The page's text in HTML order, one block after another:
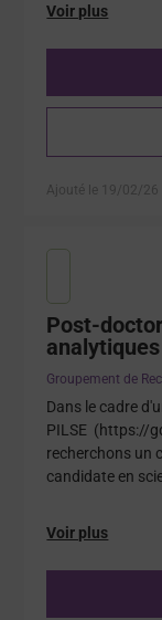
Voir plus
Ajouté le 19/02/26
Post-
analytiques
Groupement de
Dans le cadre
PILSE (https://
recherchons un
candidate en
Voir plus